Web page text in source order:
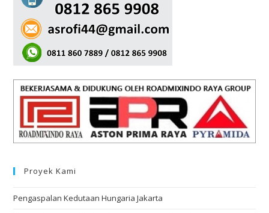
Proyek Kami
Pengaspalan Kedutaan Hungaria Jakarta